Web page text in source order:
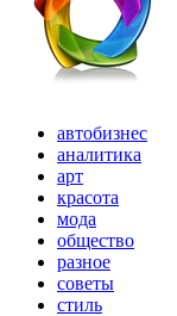
автобизнес
аналитика
арт
красота
мода
общество
разное
советы
стиль